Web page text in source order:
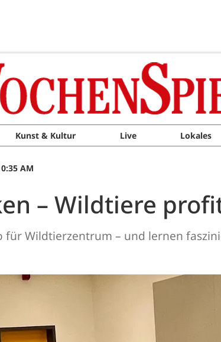
Kunst & Kultur Live Lokales
AM
– Wildtiere
für Wildtierzentrum – und lernen